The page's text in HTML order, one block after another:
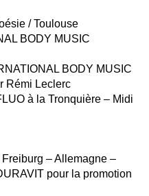
/ Toulouse
BODY MUSIC
BODY MUSIC
Rémi Leclerc
à la Tronquière – Midi
– Allemagne –
pour la promotion